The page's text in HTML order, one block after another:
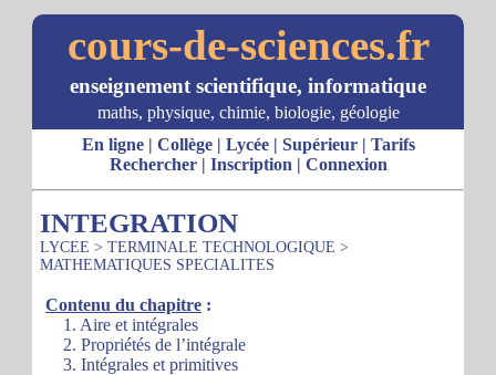
cours-de-sciences.fr
enseignement scientifique, informatique
maths, physique, chimie, biologie, géologie
En ligne| Collège| Lycée| Supérieur| Tarifs
Rechercher| Inscription | Connexion
INTEGRATION
LYCEE > TERMINALE TECHNOLOGIQUE >
MATHEMATIQUES SPECIALITES
Contenu du chapitre :
1. Aire et intégrales
2. Propriétés de l’intégrale
3. Intégrales et primitives